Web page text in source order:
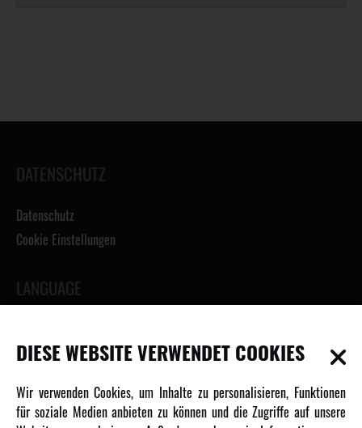
DATENSCHUTZ
Datenschutz
Cookie Einstellungen
LANGUAGE
INFORMATIONEN
DIESE WEBSITE VERWENDET COOKIES
Wir verwenden Cookies, um Inhalte zu personalisieren, Funktionen
für soziale Medien anbieten zu können und die Zugriffe auf unsere